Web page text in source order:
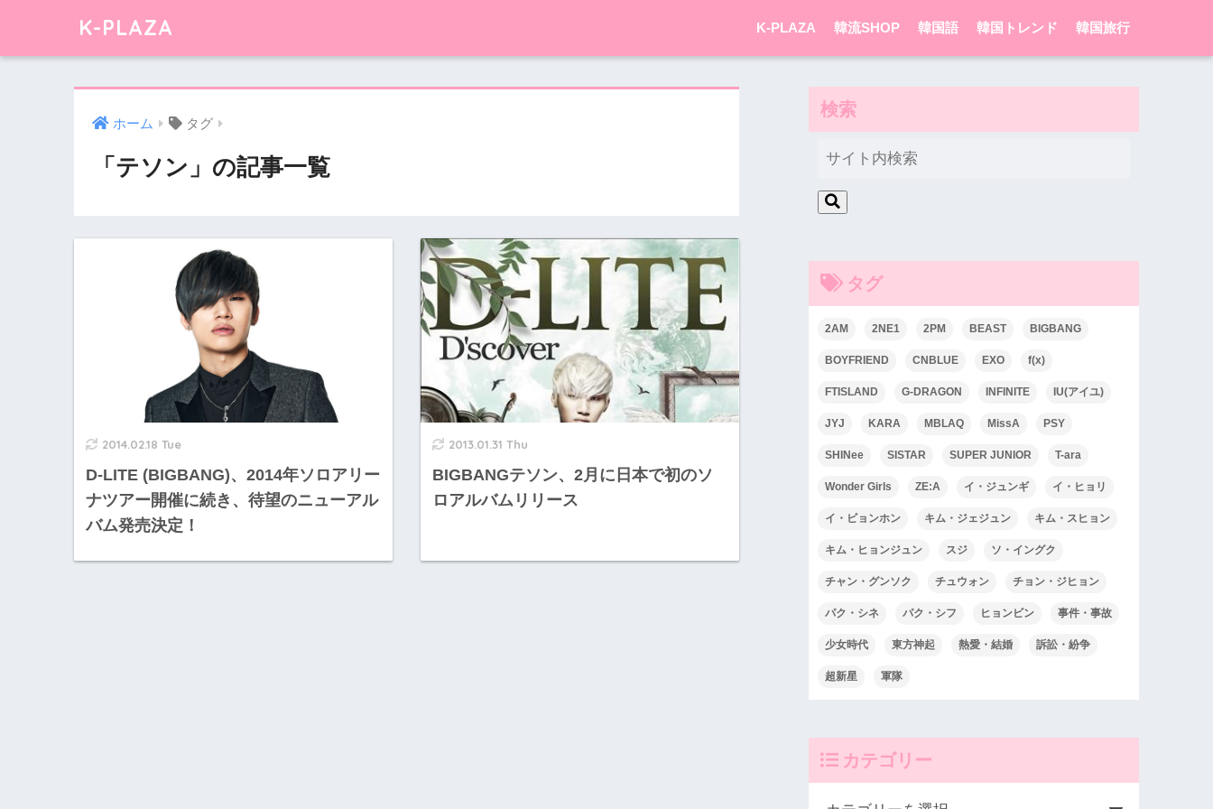
K-PLAZA K-PLAZA 韓流SHOP 韓国語 韓国トレンド 韓国旅行
ホーム タグ
「テソン」の記事一覧
2014.02.18 Tue
D-LITE (BIGBANG)、2014年ソロアリー
ナツアー開催に続き、待望のニューアル
バム発売決定！
2013.01.31 Thu
BIGBANGテソン、2月に日本で初のソ
ロアルバムリリース
検索
タグ
2AM 2NE1 2PM BEAST BIGBANG
BOYFRIEND CNBLUE EXO f(x)
FTISLAND G-DRAGON INFINITE IU(アイユ)
JYJ KARA MBLAQ MissA PSY
SHINee SISTAR SUPER JUNIOR T-ara
Wonder Girls ZE:A イ・ジュンギ イ・ヒョリ
イ・ビョンホン キム・ジェジュン キム・スヒョン
キム・ヒョンジュン スジ ソ・イングク
チャン・グンソク チュウォン チョン・ジヒョン
パク・シネ パク・シフ ヒョンビン 事件・事故
少女時代 東方神起 熱愛・結婚 訴訟・紛争
超新星 軍隊
カテゴリー